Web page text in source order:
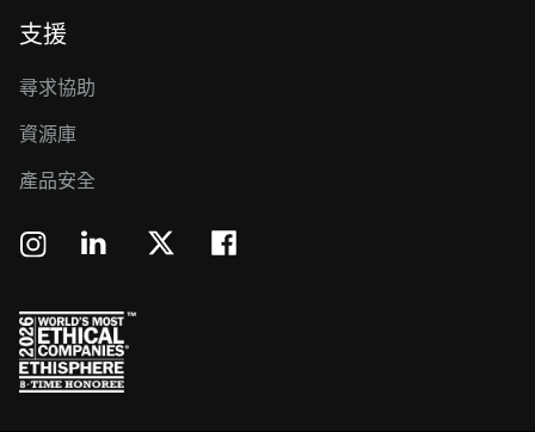
支援
尋求協助
資源庫
產品安全